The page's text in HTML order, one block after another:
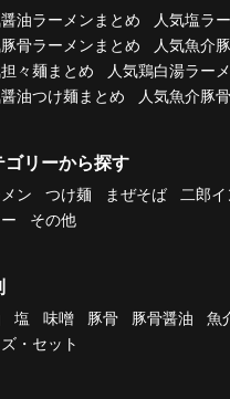
醤油ラーメンまとめ 人気塩ラ
豚骨ラーメンまとめ
人気魚介
担々麺まとめ
人気鶏白湯ラー
醤油つけ麺まとめ
人気魚介豚
ゴリーから探す
ン つけ麺 まぜそば 二郎
その他
塩 味噌 豚骨 豚骨醤油 魚
・セット